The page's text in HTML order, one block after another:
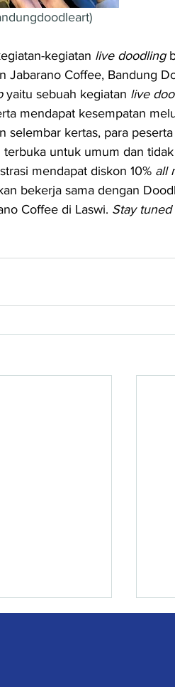
kegiatan live doodling
Jabarano Coffee, Bandung
yaitu sebuah kegiatan live
mendapat kesempatan
selembar kertas, para
untuk umum dan
mendapat diskon 10% all
bekerja sama dengan
Coffee di Laswi. Stay tuned